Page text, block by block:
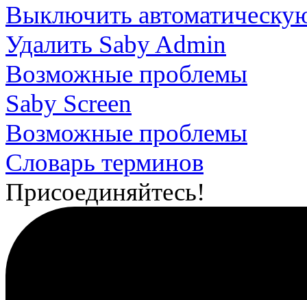
Выключить
Удалить Saby Admin
Возможные проблемы
Saby Screen
Возможные проблемы
Словарь терминов
Присоединяйтесь!